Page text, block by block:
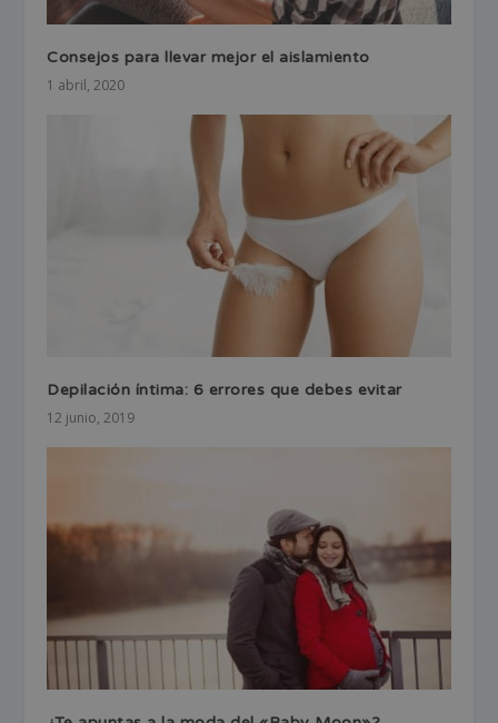
Consejos para llevar mejor el aislamiento
1 abril, 2020
Depilación íntima: 6 errores que debes evitar
12 junio, 2019